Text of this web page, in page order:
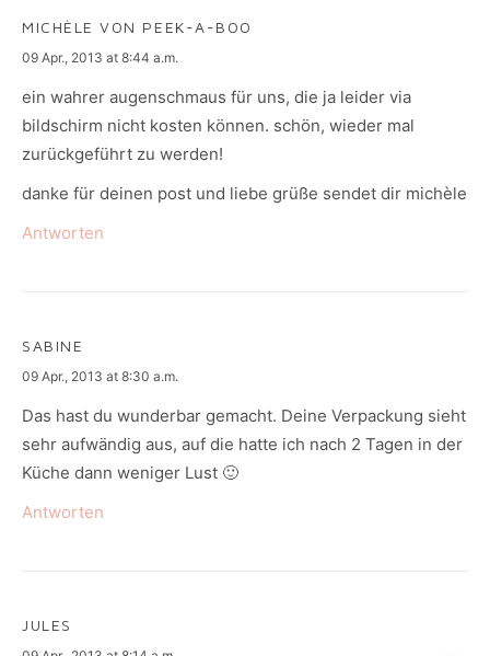
MICHÈLE VON PEEK-A-BOO
says:
09 Apr., 2013 at 8:44 a.m.
ein wahrer augenschmaus für uns, die ja leider via
bildschirm nicht kosten können. schön, wieder mal
zurückgeführt zu werden!
danke für deinen post und liebe grüße sendet dir michèle
Antworten
SABINE
says:
09 Apr., 2013 at 8:30 a.m.
Das hast du wunderbar gemacht. Deine Verpackung sieht
sehr aufwändig aus, auf die hatte ich nach 2 Tagen in der
Küche dann weniger Lust 🙂
Antworten
JULES